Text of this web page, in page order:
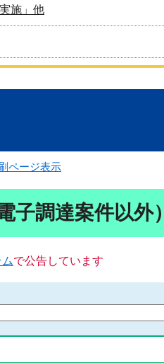
施」他
ページ表示
子調達案件以外）
で公告しています